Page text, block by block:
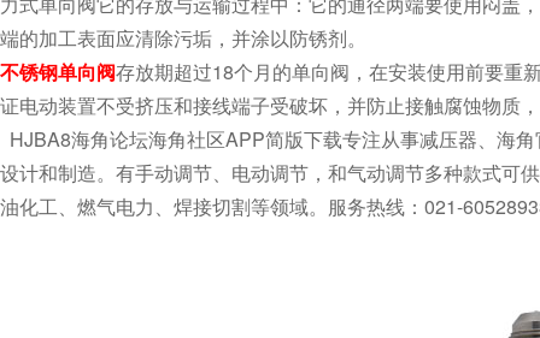
端的加工表面应清除污垢，并涂以防锈剂。
不锈钢单向阀存放期超过18个月的单向阀，在安装使用前要重
证电动装置不受挤压和接线端子受破坏，并防止接触腐蚀物质
HJBA8海角论坛海角社区APP简版下载专注从事减压器、海角官网
设计和制造。有手动调节、电动调节，和气动调节多种款式可供
油化工、燃气电力、焊接切割等领域。服务热线：021-